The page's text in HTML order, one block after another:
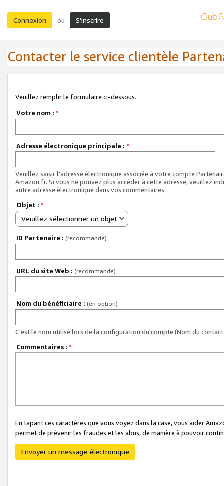
Connexion ou S’inscrire
Contacter le service clientèle
Veuillez remplir le formulaire ci-dessous.
Votre nom : *
Adresse électronique principale : *
Veuillez saisir l'adresse électronique associée à votre compte
Amazon.fr. Si vous ne pouvez plus accéder à cette adresse, veuillez
autre adresse électronique dans vos commentaires.
Objet : *
Veuillez sélectionner un objet
ID Partenaire : (recommandé)
URL du site Web : (recommandé)
Nom du bénéficiaire : (en option)
C'est le nom utilisé lors de la configuration du compte (Nom du
Commentaires : *
En tapant ces caractères que vous voyez dans la case, vous aider
permet de prévenir les fraudes et les abus, de manière à pouvoir
Envoyer un message électronique